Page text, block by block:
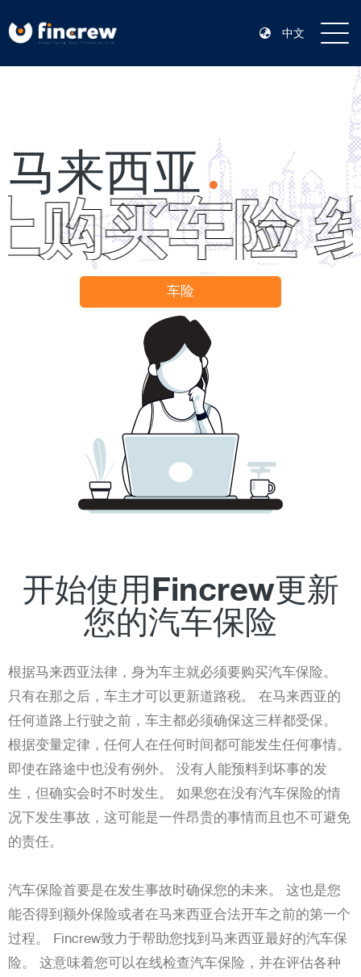
中文
马来西亚
购买车险
车险
开始使用Fincrew更新
您的汽车保险
根据马来西亚法律，身为车主就必须要购买汽车保险。
只有在那之后，车主才可以更新道路税。 在马来西亚的
任何道路上行驶之前，车主都必须确保这三样都受保。
根据变量定律，任何人在任何时间都可能发生任何事情。
即使在路途中也没有例外。 没有人能预料到坏事的发
生，但确实会时不时发生。 如果您在没有汽车保险的情
况下发生事故，这可能是一件昂贵的事情而且也不可避免
的责任。
汽车保险首要是在发生事故时确保您的未来。 这也是您
能否得到额外保险或者在马来西亚合法开车之前的第一个
过程。 Fincrew致力于帮助您找到马来西亚最好的汽车保
险。 这意味着您可以在线检查汽车保险，并在评估各种